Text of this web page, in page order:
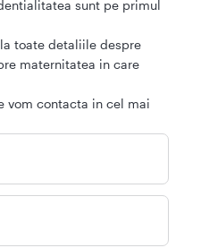
sunt pe primul
toate detaliile despre
maternitatea in care
vom contacta in cel mai